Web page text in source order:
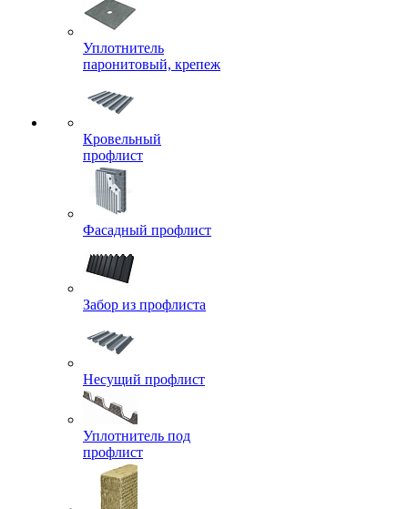
Уплотнитель
паронитовый, крепеж
Кровельный
профлист
Фасадный профлист
Забор из профлиста
Несущий профлист
Уплотнитель под
профлист